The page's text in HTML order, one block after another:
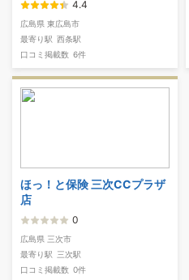
4.4
広島県 東広島市
最寄り駅 西条駅
口コミ掲載数 6件
ほっ！と保険 三次CCプラザ
店
0
広島県 三次市
最寄り駅 三次駅
口コミ掲載数 0件